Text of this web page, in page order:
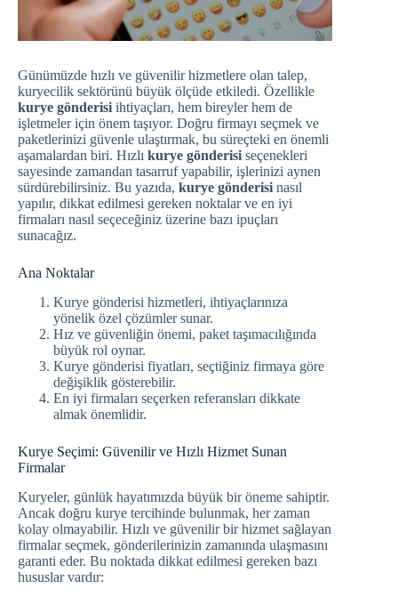
Günümüzde hızlı ve güvenilir hizmetlere olan talep,
kuryecilik sektörünü büyük ölçüde etkiledi. Özellikle
kurye gönderisi ihtiyaçları, hem bireyler hem de
işletmeler için önem taşıyor. Doğru firmayı seçmek ve
paketlerinizi güvenle ulaştırmak, bu süreçteki en önemli
aşamalardan biri. Hızlı kurye gönderisi seçenekleri
sayesinde zamandan tasarruf yapabilir, işlerinizi aynen
sürdürebilirsiniz. Bu yazıda, kurye gönderisi nasıl
yapılır, dikkat edilmesi gereken noktalar ve en iyi
firmaları nasıl seçeceğiniz üzerine bazı ipuçları
sunacağız.
Ana Noktalar
Kurye gönderisi hizmetleri, ihtiyaçlarınıza
yönelik özel çözümler sunar.
Hız ve güvenliğin önemi, paket taşımacılığında
büyük rol oynar.
Kurye gönderisi fiyatları, seçtiğiniz firmaya göre
değişiklik gösterebilir.
En iyi firmaları seçerken referansları dikkate
almak önemlidir.
Kurye Seçimi: Güvenilir ve Hızlı Hizmet Sunan
Firmalar
Kuryeler, günlük hayatımızda büyük bir öneme sahiptir.
Ancak doğru kurye tercihinde bulunmak, her zaman
kolay olmayabilir. Hızlı ve güvenilir bir hizmet sağlayan
firmalar seçmek, gönderilerinizin zamanında ulaşmasını
garanti eder. Bu noktada dikkat edilmesi gereken bazı
hususlar vardır: